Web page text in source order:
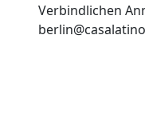
Verbindlichen